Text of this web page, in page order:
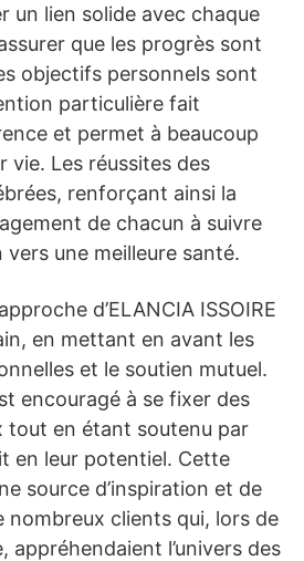
un lien solide avec chaque
que les progrès sont
objectifs personnels sont
particulière fait
et permet à beaucoup
vie. Les réussites des
renforçant ainsi la
de chacun à suivre
une meilleure santé.
d’ELANCIA ISSOIRE
en mettant en avant les
et le soutien mutuel.
encouragé à se fixer des
tout en étant soutenu par
en leur potentiel. Cette
source d’inspiration et de
nombreux clients qui, lors de
appréhendaient l’univers des